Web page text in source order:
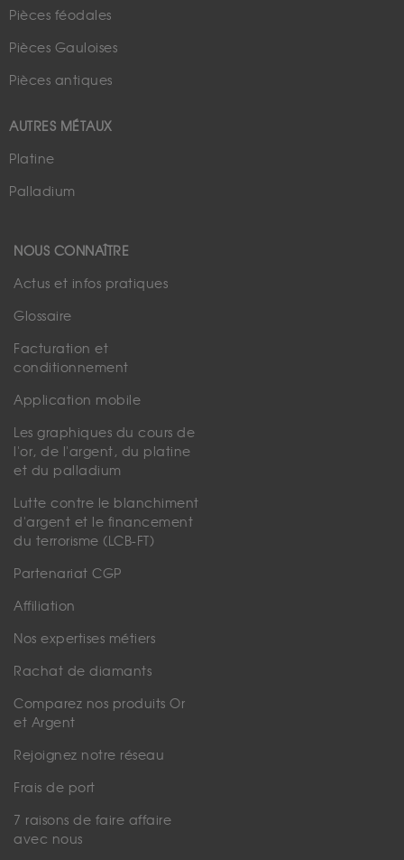
Pièces féodales
Pièces Gauloises
Pièces antiques
AUTRES MÉTAUX
Platine
Palladium
NOUS CONNAÎTRE
Actus et infos pratiques
Glossaire
Facturation et
conditionnement
Application mobile
Les graphiques du cours de
l'or, de l'argent, du platine
et du palladium
Lutte contre le blanchiment
d'argent et le financement
du terrorisme (LCB-FT)
Partenariat CGP
Affiliation
Nos expertises métiers
Rachat de diamants
Comparez nos produits Or
et Argent
Rejoignez notre réseau
Frais de port
7 raisons de faire affaire
avec nous